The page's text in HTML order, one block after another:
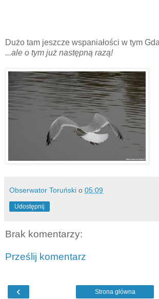
Dużo tam jeszcze wspaniałości w tym
...ale o tym już następną razą!
Obserwator Toruński o 05:09
Udostępnij
Brak komentarzy:
Prześlij komentarz
‹ Strona główna